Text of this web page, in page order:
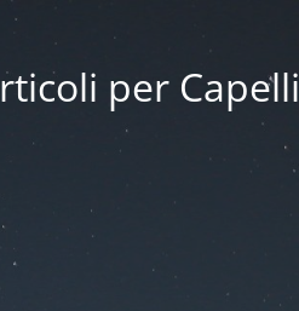
per Capelli